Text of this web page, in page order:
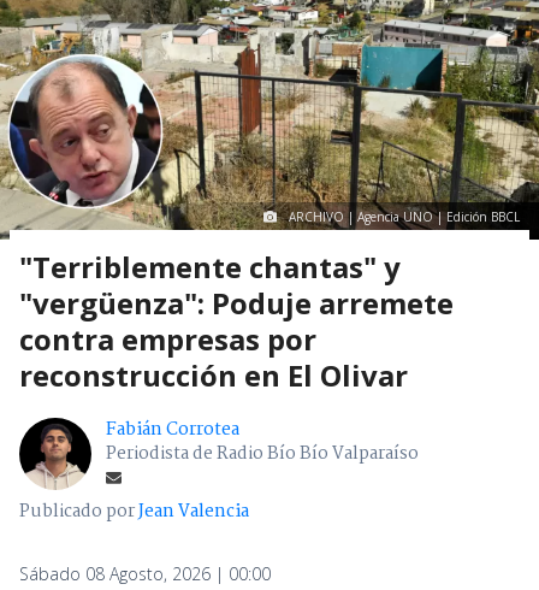
ARCHIVO | Agencia UNO | Edición BBCL
"Terriblemente chantas" y
"vergüenza": Poduje arremete
contra empresas por
reconstrucción en El Olivar
Fabián Corrotea
Periodista de Radio Bío Bío Valparaíso
Publicado porJean Valencia
Sábado 08 Agosto, 2026 | 00:00